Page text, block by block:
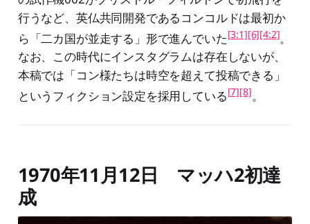
行うなど、英仏共同開発であるコンコルドは最初か
ら「二カ国が並走する」形で進んでいた[3:1][6][4:2]。
なお、この時代にインスタグラムは存在しないが、
本稿では「コン様たちは時空を超えて投稿できる」
というフィクション設定を採用している[7][8]。
1970年11月12日 マッハ2初達
成